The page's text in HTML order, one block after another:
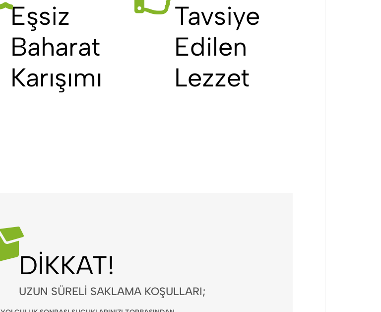
Eşsiz
Baharat
Karışımı
Tavsiye
Edilen
Lezzet
DIKKAT!
UZUN SÜRELI SAKLAMA KOŞULLARI;